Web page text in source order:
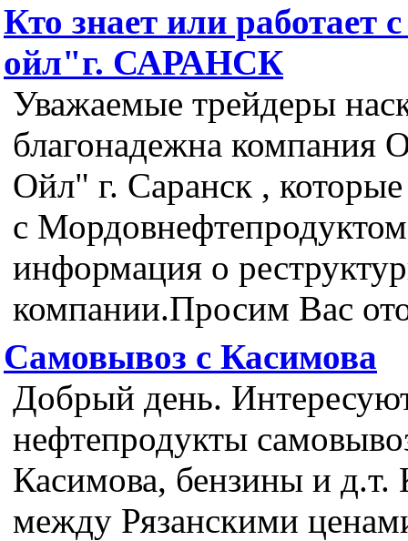
Кто знает или
ойл"г. САРАНСК
Уважаемые трейдеры
благонадежна
Ойл" г. Саранск ,
с
информация о
компании.Просим Вас
Самовывоз с Касимова
Добрый день.
нефтепродукты
Касимова, бензины и д.т.
между Рязанскими